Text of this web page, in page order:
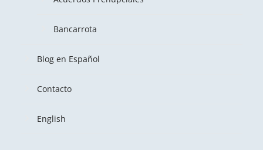
Bancarrota
Blog en Español
Contacto
English